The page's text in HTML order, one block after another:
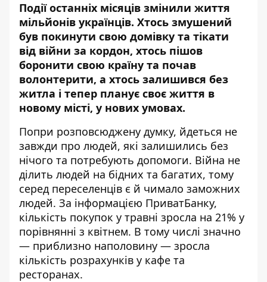
Події останніх місяців змінили життя
мільйонів українців. Хтось змушений
був покинути свою домівку та тікати
від війни за кордон, хтось пішов
боронити свою країну та почав
волонтерити, а хтось залишився без
житла і тепер планує своє життя в
новому місті, у нових умовах.
Попри розповсюджену думку, йдеться не
завжди про людей, які залишились без
нічого та потребують допомоги. Війна не
ділить людей на бідних та багатих, тому
серед переселенців є й чимало заможних
людей. За інформацією ПриватБанку,
кількість покупок у травні зросла на 21% у
порівнянні з квітнем. В тому числі значно
— приблизно наполовину — зросла
кількість розрахунків у кафе та
ресторанах.